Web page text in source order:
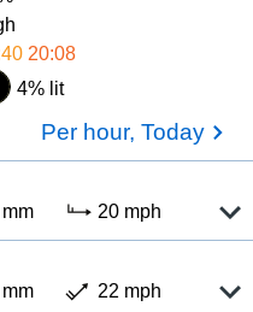
20:08
4% lit
Per hour, Today
20 mph
22 mph